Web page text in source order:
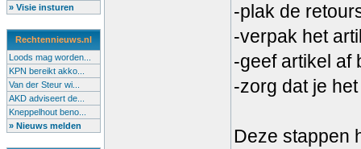
» Visie insturen
Rechtennieuws.nl
Loods mag worden...
KPN bereikt akko...
Van der Steur wi...
AKD adviseert de...
Kneppelhout beno...
» Nieuws melden
-plak de
-verpak het
-geef artikel af
-zorg dat je
Deze stappen